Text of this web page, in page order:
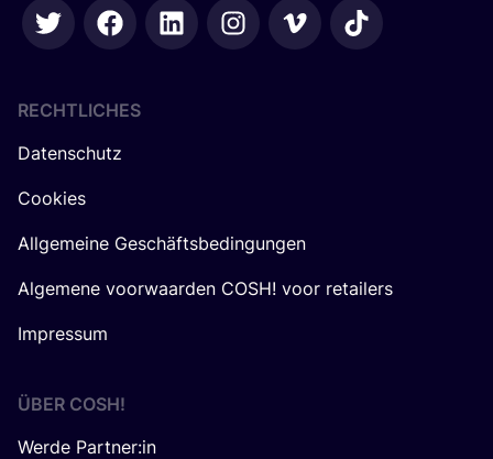
RECHTLICHES
Datenschutz
Cookies
Allgemeine Geschäftsbedingungen
Algemene voorwaarden COSH! voor retailers
Impressum
ÜBER COSH!
Werde Partner:in